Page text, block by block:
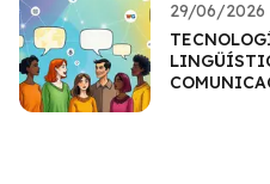
29/06/2026